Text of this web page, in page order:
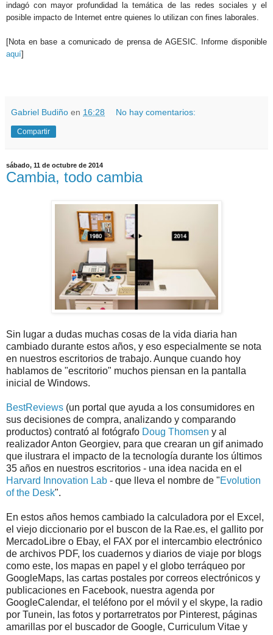
indagó con mayor profundidad la temática de las redes sociales y el
posible impacto de Internet entre quienes lo utilizan con fines laborales.
[Nota en base a comunicado de prensa de AGESIC. Informe disponible
aquí]
Gabriel Budiño en 16:28 No hay comentarios:
Compartir
sábado, 11 de octubre de 2014
Cambia, todo cambia
Sin lugar a dudas muchas cosas de la vida diaria han
cambiado durante estos años, y eso especialmente se nota
en nuestros escritorios de trabajo. Aunque cuando hoy
hablamos de "escritorio" muchos piensan en la pantalla
inicial de Windows.
BestReviews (un portal que ayuda a los consumidores en
sus decisiones de compra, analizando y comparando
productos) contrató al fotógrafo Doug Thomsen y al
realizadorAnton Georgiev, para que crearan un gif animado
que ilustrara el impacto de la tecnología durante los últimos
35 años en nuestros escritorios - una idea nacida en el
Harvard Innovation Lab - que lleva el nombre de "Evolution
of the Desk".
En estos años hemos cambiado la calculadora por el Excel,
el viejo diccionario por el buscon de la Rae.es, el gallito por
MercadoLibre o Ebay, el FAX por el intercambio electrónico
de archivos PDF, los cuadernos y diarios de viaje por blogs
como este, los mapas en papel y el globo terráqueo por
GoogleMaps, las cartas postales por correos electrónicos y
publicaciones en Facebook, nuestra agenda por
GoogleCalendar, el teléfono por el móvil y el skype, la radio
por Tunein, las fotos y portarretratos por Pinterest, páginas
amarillas por el buscador de Google, Curriculum Vitae y